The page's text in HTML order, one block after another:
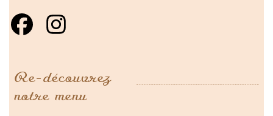
Re-découvrez
notre menu